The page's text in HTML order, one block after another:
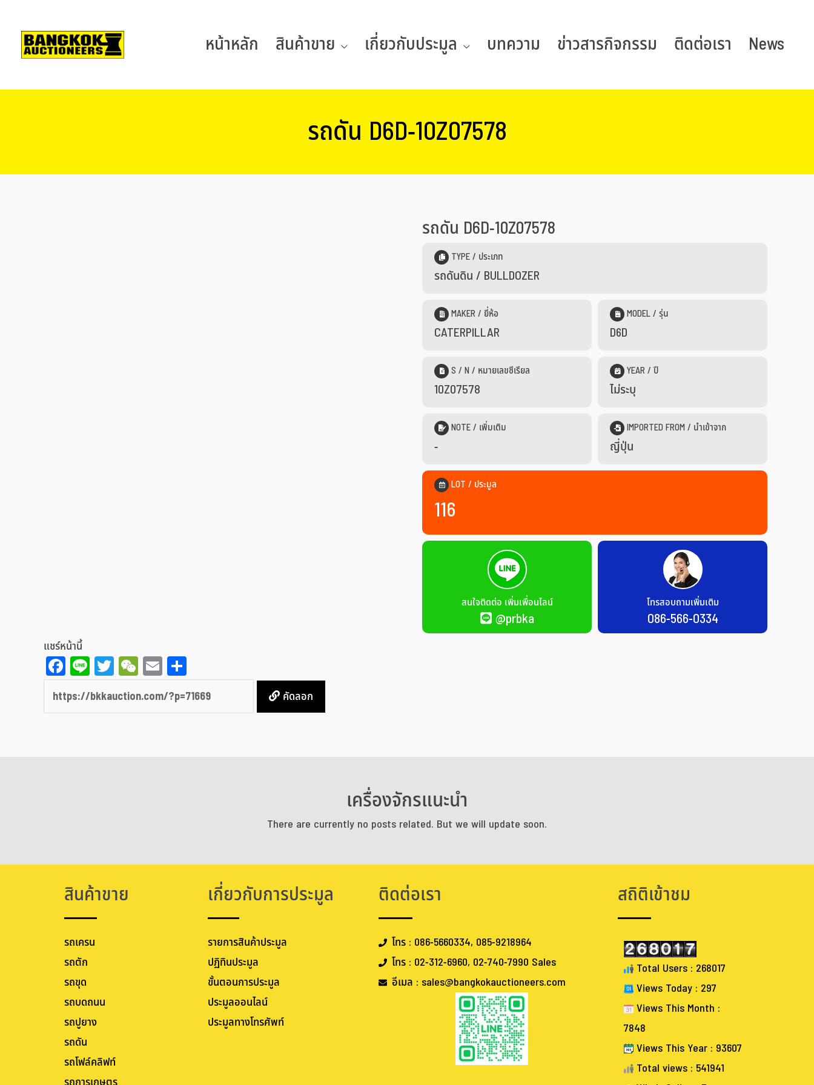
หน้าหลัก สินค้าขาย เกี่ยวกับประมูล บทความ ข่าวสารกิจกรรม ติดต่อเรา News
รถดัน D6D-10Z07578
รถดัน D6D-10Z07578
TYPE / ประเภท
รถดันดิน / BULLDOZER
MAKER / ยี่ห้อ
CATERPILLAR
MODEL / รุ่น
D6D
S / N / หมายเลขซีเรียล
10Z07578
YEAR / ปี
ไม่ระบุ
NOTE / เพิ่มเติม
-
IMPORTED FROM / นำเข้าจาก
ญี่ปุ่น
LOT / ประมูล
116
สนใจติดต่อ เพิ่มเพื่อนไลน์
@prbka
โทรสอบถามเพิ่มเติม
086-566-0334
แชร์หน้านี้
Facebook
LineTwitter
WeChat
Email
คัดลอก
เครื่องจักรแนะนำ
There are currently no posts related. But we will update soon.
สินค้าขาย
รถเครน
รถตัก
รถขุด
รถบดถนน
รถปูยาง
รถดัน
รถโฟล์คลิฟท์
เกี่ยวกับการประมูล
รายการสินค้าประมูล
ปฏิทินประมูล
ขั้นตอนการประมูล
ประมูลออนไลน์
ประมูลทางโทรศัพท์
ติดต่อเรา
โทร : 086-5660334, 085-9218964
โทร : 02-312-6960, 02-740-7990 Sales
อีเมล : sales@bangkokauctioneers.com
สถิติเข้าชม
Total Users : 268017
Views Today : 297
Views This Month :
7848
Views This Year : 93607
Total views : 541941